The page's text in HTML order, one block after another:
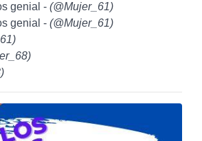
genial - (@Mujer_61)
genial - (@Mujer_61)
)
)
)